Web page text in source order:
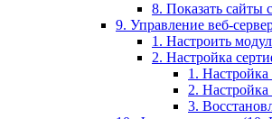
8. Показать сайты
9. Управление веб-
1. Настроить
2. Настройка
1.
2.
3.